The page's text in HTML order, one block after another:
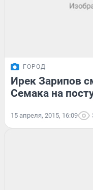
ГОРОД
Ирек Зарипов
Семака на
15 апреля, 2015, 16:09